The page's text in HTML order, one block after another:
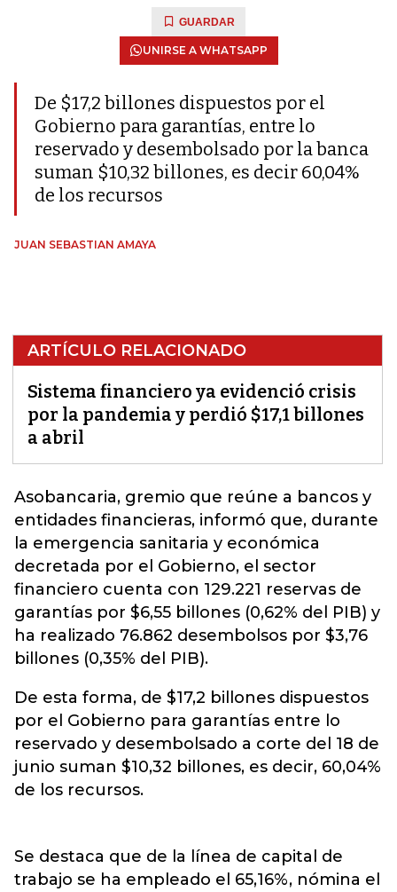
GUARDAR
UNIRSE A WHATSAPP
De $17,2 billones dispuestos por el
Gobierno para garantías, entre lo
reservado y desembolsado por la banca
suman $10,32 billones, es decir 60,04%
de los recursos
JUAN SEBASTIAN AMAYA
ARTÍCULO RELACIONADO
Sistema financiero ya evidenció crisis
por la pandemia y perdió $17,1 billones
a abril
Asobancaria, gremio que reúne a bancos y
entidades financieras, informó que, durante
la emergencia sanitaria y económica
decretada por el Gobierno, el sector
financiero cuenta con 129.221 reservas de
garantías por $6,55 billones (0,62% del PIB) y
ha realizado 76.862 desembolsos por $3,76
billones (0,35% del PIB).
De esta forma, de $17,2 billones dispuestos
por el Gobierno para garantías entre lo
reservado y desembolsado a corte del 18 de
junio suman $10,32 billones, es decir, 60,04%
de los recursos.
Se destaca que de la línea de capital de
trabajo se ha empleado el 65,16%, nómina el